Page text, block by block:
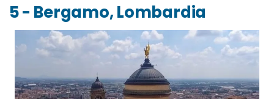
5 - Bergamo, Lombardia